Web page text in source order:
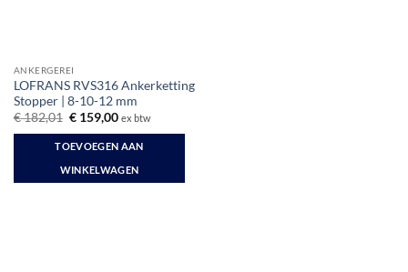
ANKERGEREI
LOFRANS RVS316 Ankerketting
Stopper | 8-10-12 mm
€182,01 Oorspronkelijke
was:
€ 182,01.
€159,00Huidige
is:
€ 159,00.
ex btw
TOEVOEGEN AAN
WINKELWAGEN